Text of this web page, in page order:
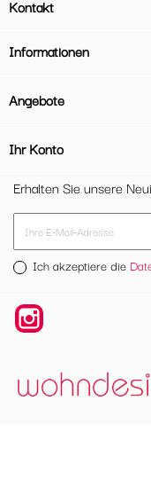
Kontakt
Informationen
Angebote
Ihr Konto
Erhalten Sie unsere
Ich akzeptiere die